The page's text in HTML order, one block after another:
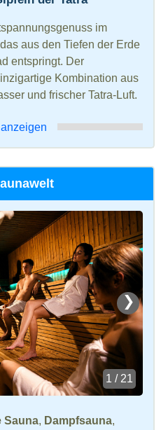
im
aus den Tiefen der Erde
entspringt. Der
Kombination aus
und frischer Tatra-Luft.
❯
1 / 21
Sauna, Dampfsauna,